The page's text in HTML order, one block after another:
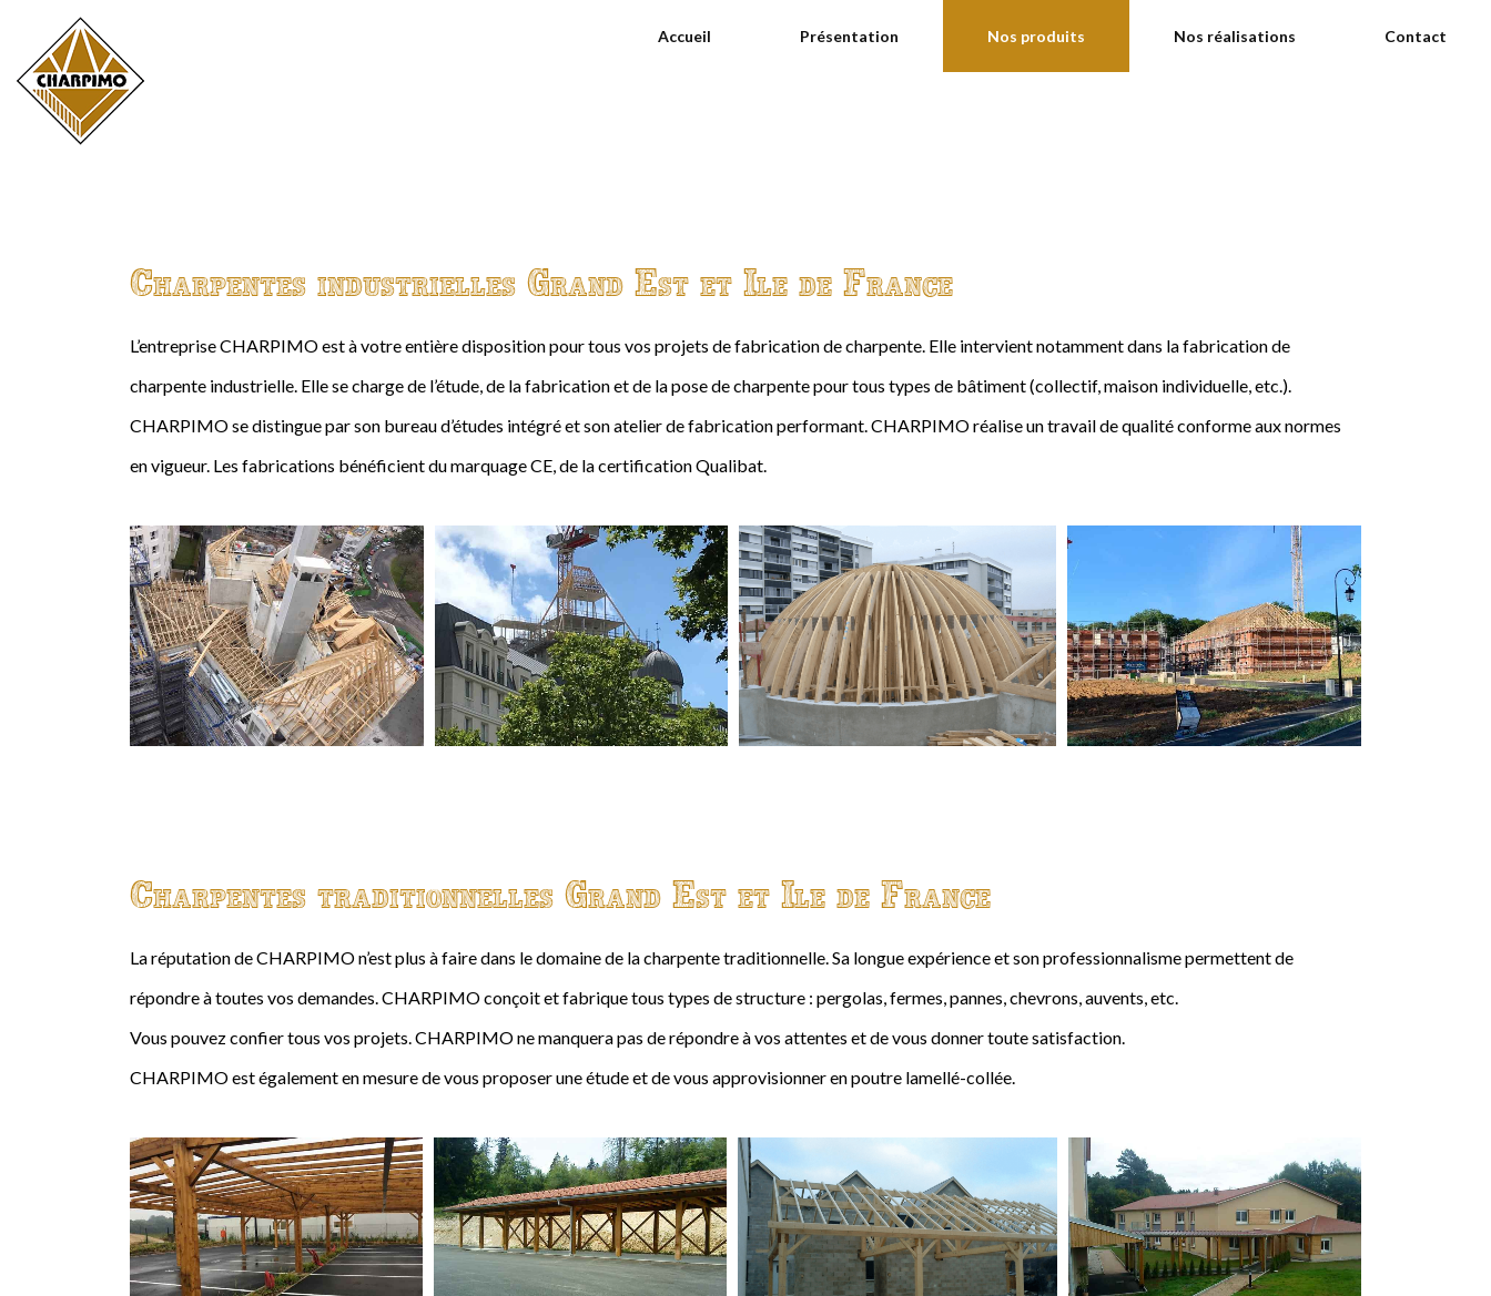
Accueil Présentation Nos produits Nos réalisations Contact
Charpentes industrielles Grand Est et Ile de France
L’entreprise CHARPIMO est à votre entière disposition pour tous vos projets de fabrication de charpente. Elle intervient notamment dans la fabrication de
charpente industrielle. Elle se charge de l’étude, de la fabrication et de la pose de charpente pour tous types de bâtiment (collectif, maison individuelle, etc.).
CHARPIMO se distingue par son bureau d’études intégré et son atelier de fabrication performant. CHARPIMO réalise un travail de qualité conforme aux normes
en vigueur. Les fabrications bénéficient du marquage CE, de la certification Qualibat.
Charpentes traditionnelles Grand Est et Ile de France
La réputation de CHARPIMO n’est plus à faire dans le domaine de la charpente traditionnelle. Sa longue expérience et son professionnalisme permettent de
répondre à toutes vos demandes. CHARPIMO conçoit et fabrique tous types de structure : pergolas, fermes, pannes, chevrons, auvents, etc.
Vous pouvez confier tous vos projets. CHARPIMO ne manquera pas de répondre à vos attentes et de vous donner toute satisfaction.
CHARPIMO est également en mesure de vous proposer une étude et de vous approvisionner en poutre lamellé-collée.